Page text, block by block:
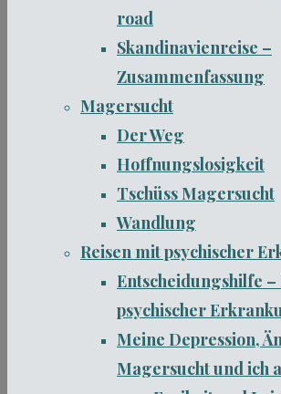
road
Skandinavienreise –
Zusammenfassung
Magersucht
Der Weg
Hoffnungslosigkeit
Tschüss Magersucht
Wandlung
Reisen mit psychischer
Entscheidungshilfe –
psychischer
Meine Depression,
Magersucht und ich